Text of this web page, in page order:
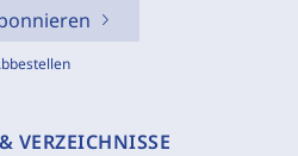
VERZEICHNISSE